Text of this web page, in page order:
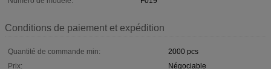
Conditions de paiement et expédition
Quantité de commande min:
2000 pcs
Prix:
Négociable